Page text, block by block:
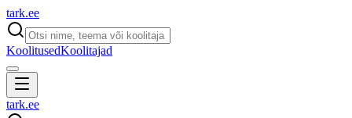
tark.ee
KoolitusedKoolitajad
tark.ee